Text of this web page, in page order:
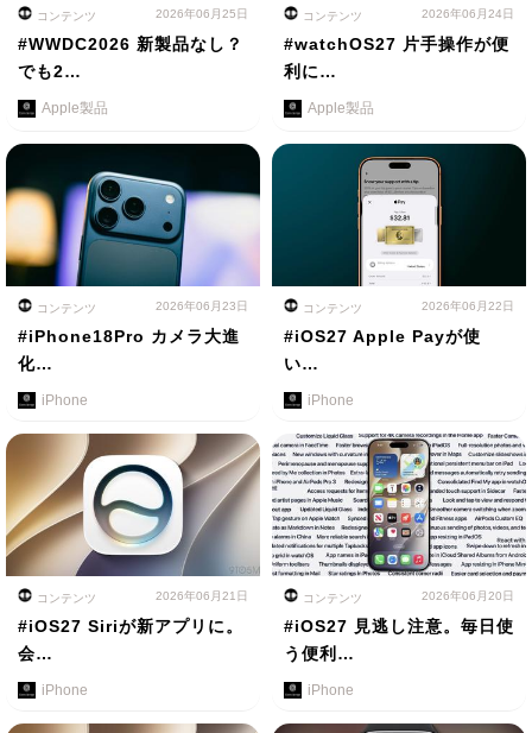
コンテンツ 2026年06月25日
#WWDC2026 新製品なし？
でも2…
Apple製品
コンテンツ 2026年06月24日
#watchOS27 片手操作が便
利に…
Apple製品
コンテンツ 2026年06月23日
#iPhone18Pro カメラ大進
化…
iPhone
コンテンツ 2026年06月22日
#iOS27 Apple Payが使
い…
iPhone
コンテンツ 2026年06月21日
#iOS27 Siriが新アプリに。
会…
iPhone
コンテンツ 2026年06月20日
#iOS27 見逃し注意。毎日使
う便利…
iPhone